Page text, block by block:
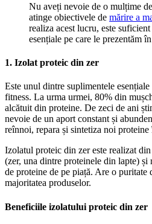
Nu aveți nevoie de o mulțime
atinge obiectivele de mărire a
realiza acest lucru, este
esențiale pe care le prezentăm
1. Izolat proteic din zer
Este unul dintre suplimentele
fitness. La urma urmei, 80% din
alcătuit din proteine. De zeci de ani
nevoie de un aport constant și
reînnoi, repara și sintetiza noi
Izolatul proteic din zer este realizat
(zer, una dintre proteinele din lapte) și
de proteine de pe piață. Are o
majoritatea produselor.
Beneficiile izolatului proteic din zer